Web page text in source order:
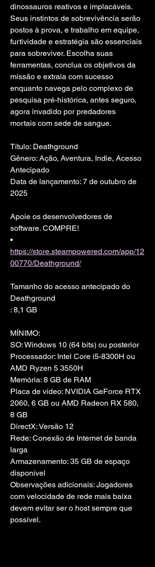
dinossauros reativos e implacáveis.
Seus instintos de sobrevivência serão
postos à prova, e trabalho em equipe,
furtividade e estratégia são essenciais
para sobreviver. Escolha suas
ferramentas, conclua os objetivos da
missão e extraia com sucesso
enquanto navega pelo complexo de
pesquisa pré-histórica, antes seguro,
agora invadido por predadores
mortais com sede de sangue.
Título: Deathground
Gênero: Ação, Aventura, Indie, Acesso
Antecipado
Data de lançamento: 7 de outubro de
2025
Apoie os desenvolvedores de
software. COMPRE!
•
https://store.steampowered.com/app/12
00770/Deathground/
Tamanho do acesso antecipado do
Deathground
: 8,1 GB
MÍNIMO:
SO: Windows 10 (64 bits) ou posterior
Processador: Intel Core i5-8300H ou
AMD Ryzen 5 3550H
Memória: 8 GB de RAM
Placa de vídeo: NVIDIA GeForce RTX
2060, 6 GB ou AMD Radeon RX 580,
8 GB
DirectX: Versão 12
Rede: Conexão de Internet de banda
larga
Armazenamento: 35 GB de espaço
disponível
Observações adicionais: Jogadores
com velocidade de rede mais baixa
devem evitar ser o host sempre que
possível.